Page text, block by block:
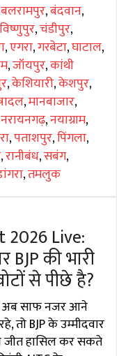
बलरामपुर,बंदवान,
विष्णुपुर,चंडीपुर,
,एगरा,गरबेटा,घाटाल,
,जॉयपुर,कांथी
,केशियारी,केशपुर,
,मानबाजार,
नरायनगढ़,नयाग्राम,
,पताशपुर,पिंगला,
,रानीबंध,सबंग,
,तमलुक
2026 Live:
BJP की भारी
से पीछे है?
अब साफ नजर आने
तो BJP के उम्मीदवार
जीत हासिल कर सकते